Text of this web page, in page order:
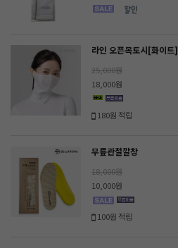
라인 오픈목토시[화이트]
25,000원
18,000원
180원 적립
무릎관절깔창
18,000원
10,000원
100원 적립